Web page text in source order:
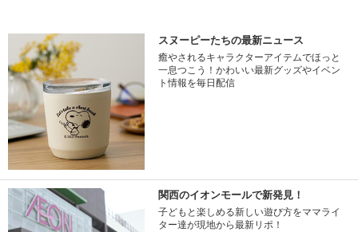
スヌーピーたちの最新ニュース
癒やされるキャラクターアイテムでほっと
一息つこう！かわいい最新グッズやイベン
ト情報を毎日配信
関西のイオンモールで新発見！
子どもと楽しめる新しい遊び方をママライ
ター達が現地から最新リポ！